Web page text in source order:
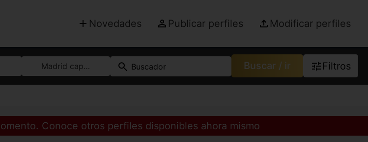
Novedades Publicar perfiles Modificar perfiles
Madrid capital Buscador Buscar / ir Filtros
Conoce otros perfiles disponibles ahora mismo